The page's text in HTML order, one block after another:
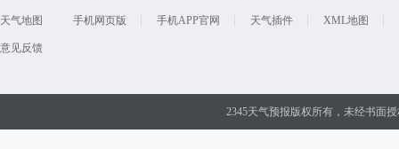
天气地图 手机网页版 手机APP官网 天气插件 XML地图
意见反馈
2345天气预报版权所有，未经书面